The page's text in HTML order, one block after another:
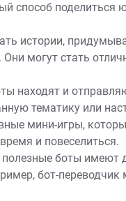
способ поделиться
истории,
могут стать
находят и
тематику или
мини-игры,
и повеселиться.
боты имеют
бот-переводчик